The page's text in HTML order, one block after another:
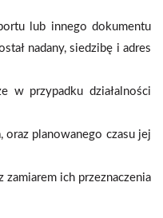
lub innego dokumentu
nadany, siedzibę i adres
w przypadku działalności
planowanego czasu jej
ich przeznaczenia